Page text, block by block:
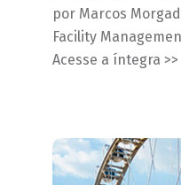
por Marcos
Facility
Acesse a íntegra >>